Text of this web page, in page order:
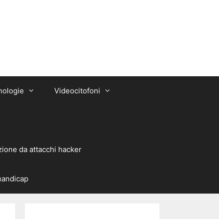
Videocitofoni
da attacchi hacker